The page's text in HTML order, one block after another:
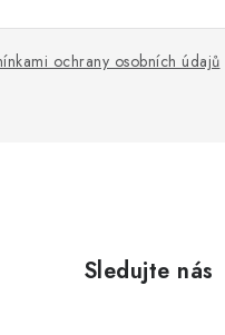
ochrany osobních údajů